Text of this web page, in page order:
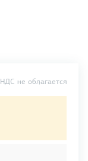
НДС не облагается